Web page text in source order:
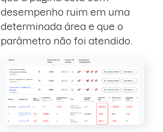
desempenho ruim em uma
determinada área e que o
parâmetro não foi atendido.